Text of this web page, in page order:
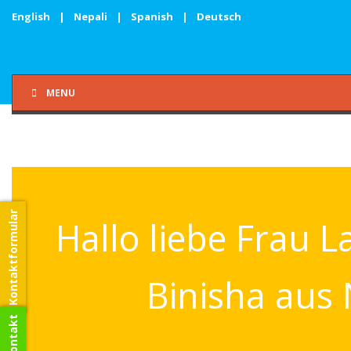
English | Nepali | Spanish | Deutsch
MENU
Hallo liebe Frau
Binisha aus
Kontaktformular